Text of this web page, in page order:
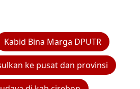
Kabid Bina Marga DPUTR
ke pusat dan provinsi